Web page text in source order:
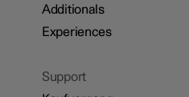
Additionals
Experiences
Support